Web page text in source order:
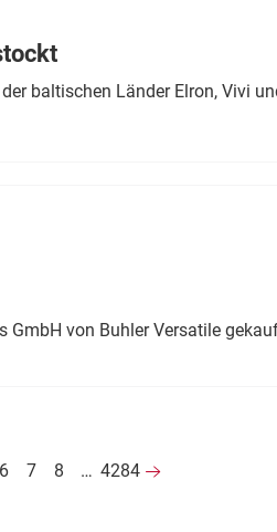
baltischen Länder Elron, Vivi
GmbH von Buhler Versatile
6 7 8 … 4284